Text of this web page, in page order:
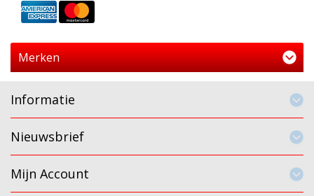
Merken
Informatie
Nieuwsbrief
Mijn Account